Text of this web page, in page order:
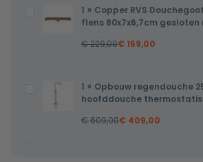
Douchegoot
flens
80x7x6,7cm
1 × Copper RVS
flens 80x7x6,7cm gesloten
€229,00€ 159,00
Opbouw
regendouche
1 × Opbouw regendouche
hoofddouche
€609,00€ 409,00